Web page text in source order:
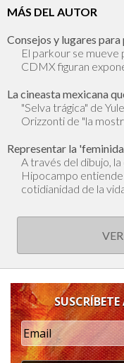
MÁS DEL AUTOR
Consejos y lugares
El parkour se mueve
CDMX figuran
La cineasta mexicana
"Selva trágica" de
Orizzonti de "la
Representar la
A través del dibujo,
Hipocampo entiende
cotidianidad de la